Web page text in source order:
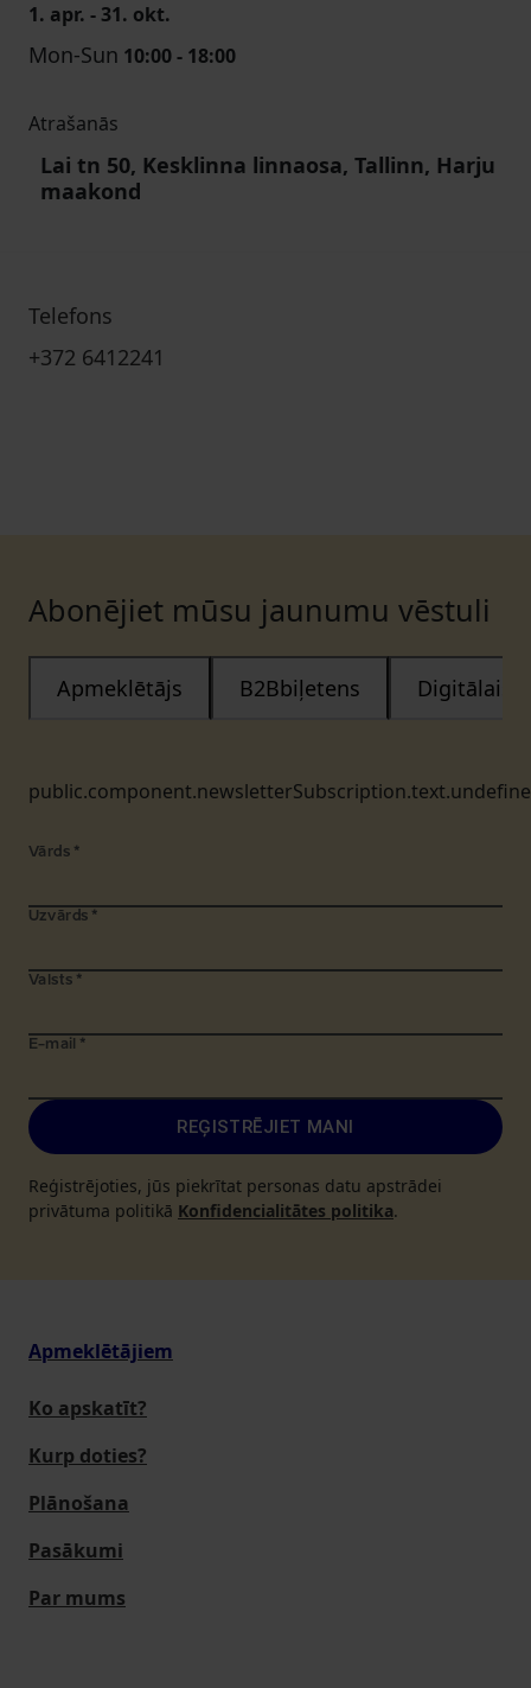
1. apr. - 31. okt.
Mon-Sun 10:00 - 18:00
Atrašanās
Lai tn 50, Kesklinna linnaosa, Tallinn, Harju
maakond
Telefons
+372 6412241
Abonējiet mūsu jaunumu vēstuli
Apmeklētājs B2Bbiļetens Digitālais
Vārds *
Uzvārds *
Valsts *
E-mail *
REĢISTRĒJIET MANI
Reģistrējoties, jūs piekrītat personas datu apstrādei
privātuma politikā Konfidencialitātes politika.
Apmeklētājiem
Ko apskatīt?
Kurp doties?
Plānošana
Pasākumi
Par mums